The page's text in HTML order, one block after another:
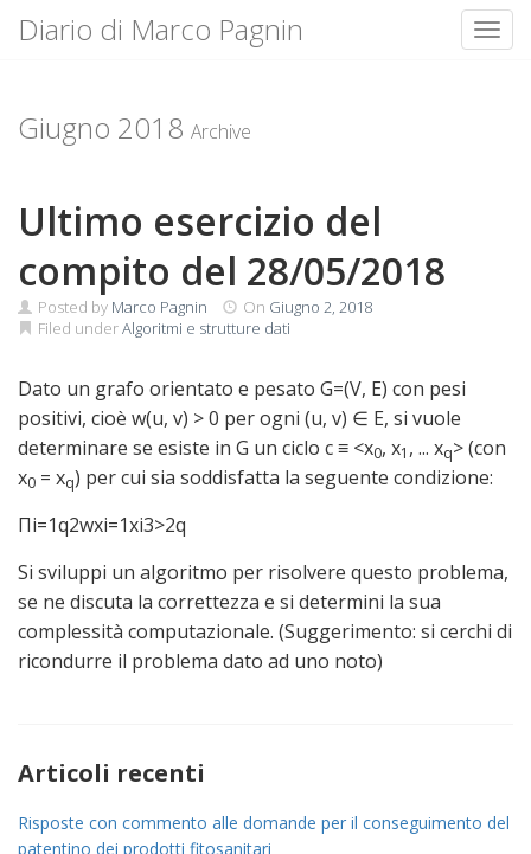
content
Diario di Marco Pagnin
Giugno 2018 Archive
Ultimo esercizio del
compito del 28/05/2018
Posted by Marco Pagnin On Giugno 2, 2018
Filed underAlgoritmi e strutture dati
Dato un grafo orientato e pesato G=(V, E) con pesi
positivi, cioè w(u, v) > 0 per ogni (u, v) ∈ E, si vuole
determinare se esiste in G un ciclo c ≡ <x0, x1 , ... xq> (con
x0 = xq) per cui sia soddisfatta la seguente condizione:
Πi=1q2wxi=1xi3>2q
Si sviluppi un algoritmo per risolvere questo problema,
se ne discuta la correttezza e si determini la sua
complessità computazionale. (Suggerimento: si cerchi di
ricondurre il problema dato ad uno noto)
Articoli recenti
Risposte con commento alle domande per il conseguimento del
patentino dei prodotti fitosanitari